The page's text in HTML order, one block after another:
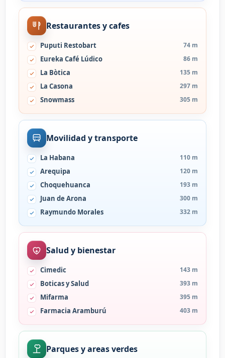
Restaurantes y cafes
Puputi Restobart 74 m
Eureka Café Lúdico 86 m
La Bòtica 135 m
La Casona 297 m
Snowmass 305 m
Movilidad y transporte
La Habana 110 m
Arequipa 120 m
Choquehuanca 193 m
Juan de Arona 300 m
Raymundo Morales 332 m
Salud y bienestar
Cimedic 143 m
Boticas y Salud 393 m
Mifarma 395 m
Farmacia Aramburú 403 m
Parques y areas verdes